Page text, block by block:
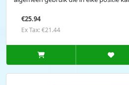
€25.94
Ex Tax: €21.44